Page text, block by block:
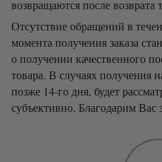
возвращаются после возврата
Отсутствие обращений в
момента получения заказа
о получении качественного
товара. В случаях получения
позже 14-го дня, будет
субъективно. Благодарим Вас